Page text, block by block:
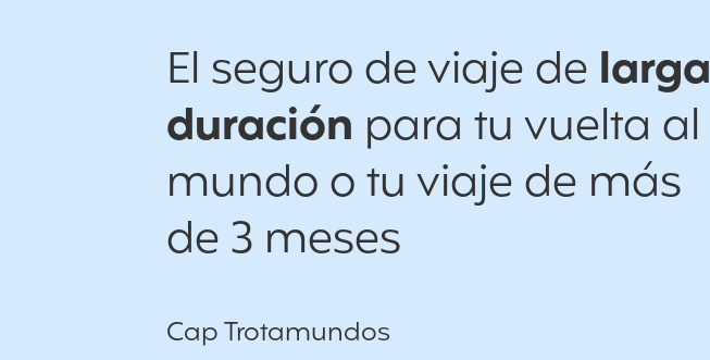
Cap Trotamundos
El seguro de viaje de larga
duración para tu vuelta al
mundo o tu viaje de más
de 3 meses